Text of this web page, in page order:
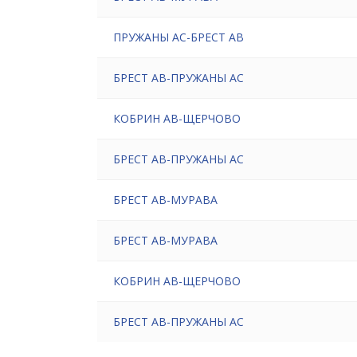
ПРУЖАНЫ АС-БРЕСТ АВ
БРЕСТ АВ-ПРУЖАНЫ АС
КОБРИН АВ-ЩЕРЧОВО
БРЕСТ АВ-ПРУЖАНЫ АС
БРЕСТ АВ-МУРАВА
БРЕСТ АВ-МУРАВА
КОБРИН АВ-ЩЕРЧОВО
БРЕСТ АВ-ПРУЖАНЫ АС